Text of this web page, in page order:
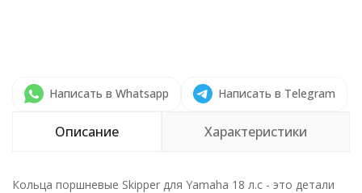
Написать в Whatsapp Написать в Telegram
Описание Характеристики
Кольца поршневые Skipper для Yamaha 18 л.с - это детали